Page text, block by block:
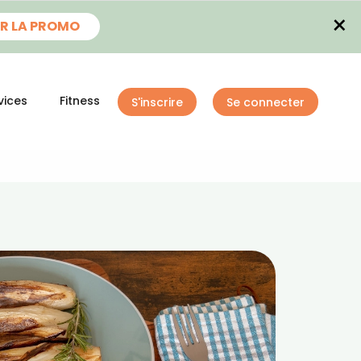
LA PROMO ×
Fitness S'inscrire Se connecter